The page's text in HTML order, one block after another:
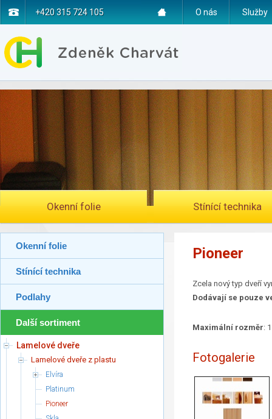
O nás Služby
+420 315 724 105
Okenní folie Stínící technika
Okenní folie
Stínící technika
Podlahy
Další sortiment
Lamelové dveře
Lamelové dveře z plastu
Elvíra
Platinum
Pioneer
Pioneer
Zcela nový typ dveří
Dodávají se pouze
Maximální rozměr:
Fotogalerie